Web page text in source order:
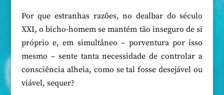
Por que estranhas razões, no dealbar do século
XXI, o bicho-homem se mantém tão inseguro de si
próprio e, em simultâneo – porventura por isso
mesmo – sente tanta necessidade de controlar a
consciência alheia, como se tal fosse desejável ou
viável, sequer?